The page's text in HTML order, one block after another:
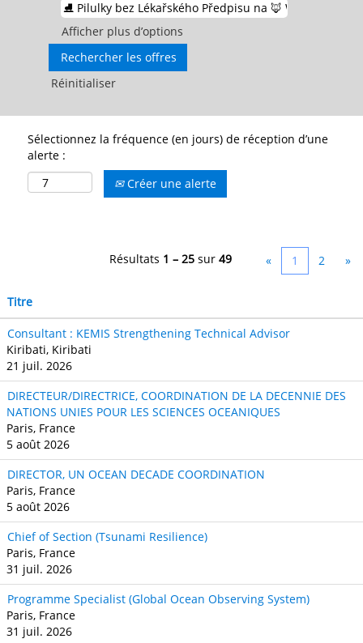
Afficher plus d’options
Réinitialiser
Sélectionnez la fréquence (en jours) de réception d’une
alerte :
Créer une alerte
Résultats 1 – 25 sur 49 « 1 2 »
Titre
Consultant : KEMIS Strengthening Technical Advisor
Kiribati, Kiribati
21 juil. 2026
DIRECTEUR/DIRECTRICE, COORDINATION DE LA DECENNIE DES
NATIONS UNIES POUR LES SCIENCES OCEANIQUES
Paris, France
5 août 2026
DIRECTOR, UN OCEAN DECADE COORDINATION
Paris, France
5 août 2026
Chief of Section (Tsunami Resilience)
Paris, France
31 juil. 2026
Programme Specialist (Global Ocean Observing System)
Paris, France
31 juil. 2026